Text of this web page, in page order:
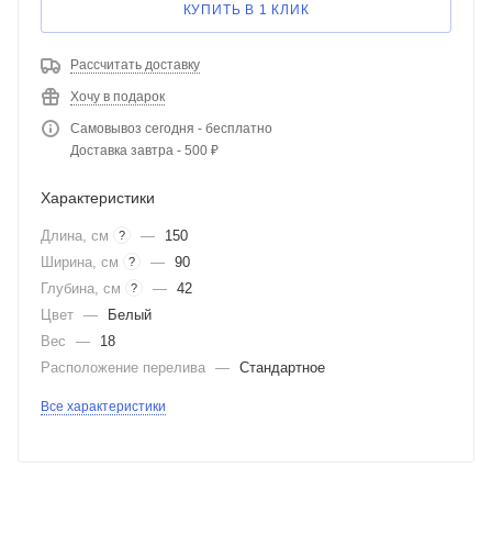
КУПИТЬ В 1 КЛИК
Рассчитать доставку
Хочу в подарок
Самовывоз сегодня - бесплатно
Доставка завтра - 500 ₽
Характеристики
Длина, см ? —
150
Ширина, см
? — 90
Глубина, см
? — 42
Цвет —
Белый
Вес
—
18
Расположение перелива — Стандартное
Все характеристики